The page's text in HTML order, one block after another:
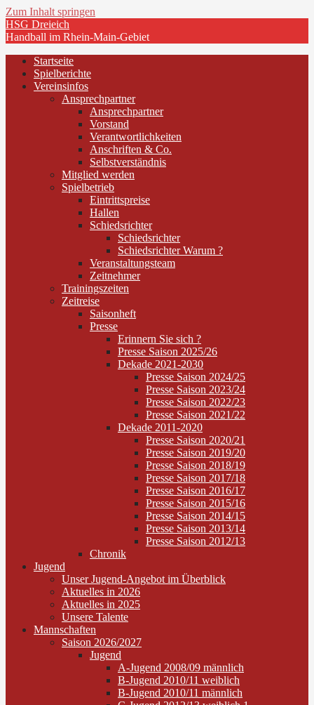
Zum Inhalt springen
HSG Dreieich
Handball im Rhein-Main-Gebiet
Startseite
Spielberichte
Vereinsinfos
Ansprechpartner
Ansprechpartner
Vorstand
Verantwortlichkeiten
Anschriften & Co.
Selbstverständnis
Mitglied werden
Spielbetrieb
Eintrittspreise
Hallen
Schiedsrichter
Schiedsrichter
Schiedsrichter Warum ?
Veranstaltungsteam
Zeitnehmer
Trainingszeiten
Zeitreise
Saisonheft
Presse
Erinnern Sie sich ?
Presse Saison 2025/26
Dekade 2021-2030
Presse Saison 2024/25
Presse Saison 2023/24
Presse Saison 2022/23
Presse Saison 2021/22
Dekade 2011-2020
Presse Saison 2020/21
Presse Saison 2019/20
Presse Saison 2018/19
Presse Saison 2017/18
Presse Saison 2016/17
Presse Saison 2015/16
Presse Saison 2014/15
Presse Saison 2013/14
Presse Saison 2012/13
Chronik
Jugend
Unser Jugend-Angebot im Überblick
Aktuelles in 2026
Aktuelles in 2025
Unsere Talente
Mannschaften
Saison 2026/2027
Jugend
A-Jugend 2008/09 männlich
B-Jugend 2010/11 weiblich
B-Jugend 2010/11 männlich